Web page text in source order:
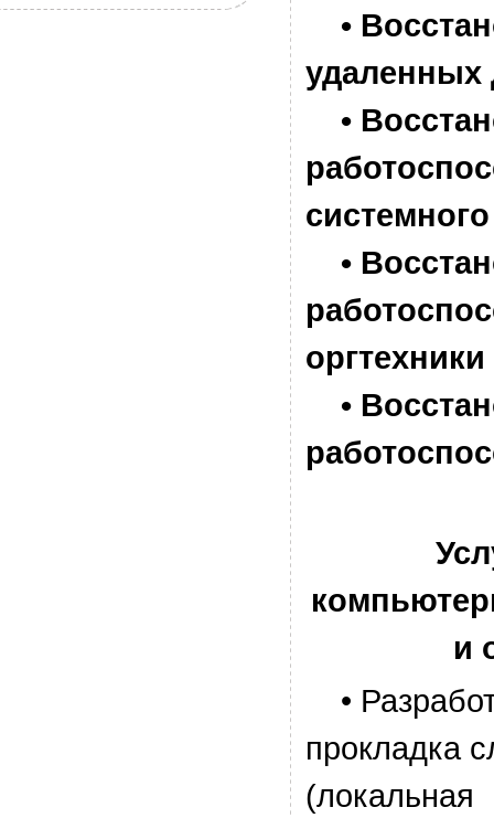
•
удаленных
•
•
оргтехники
•
и
•
прокладка
(локальная